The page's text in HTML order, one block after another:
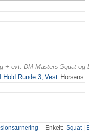
+ evt. DM Masters Squat
Hold Runde 3, Vest Horsens
Enkelt: Squat|